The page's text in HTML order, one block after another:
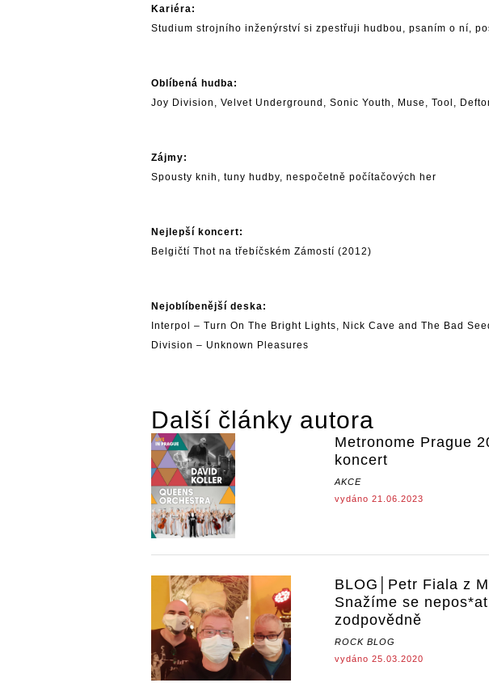
Kariéra:
Studium strojního inženýrství si zpestřuji hudbou, psaním o ní,
Oblíbená hudba:
Joy Division , Velvet Underground, Sonic Youth , Muse , Tool,
Zájmy:
Spousty knih, tuny hudby, nespočetně počítačových her
Nejlepší koncert:
Belgičtí Thot na třebíčském Zámostí (2012)
Nejoblíbenější deska:
Interpol
– Turn On The Bright Lights, Nick Cave and The Bad
Division – Unknown Pleasures
Další články autora
Metronome Prague
koncert
AKCE
vydáno 21.06.2023
BLOG│Petr Fiala z
Snažíme se
zodpovědně
ROCK BLOG
vydáno 25.03.2020